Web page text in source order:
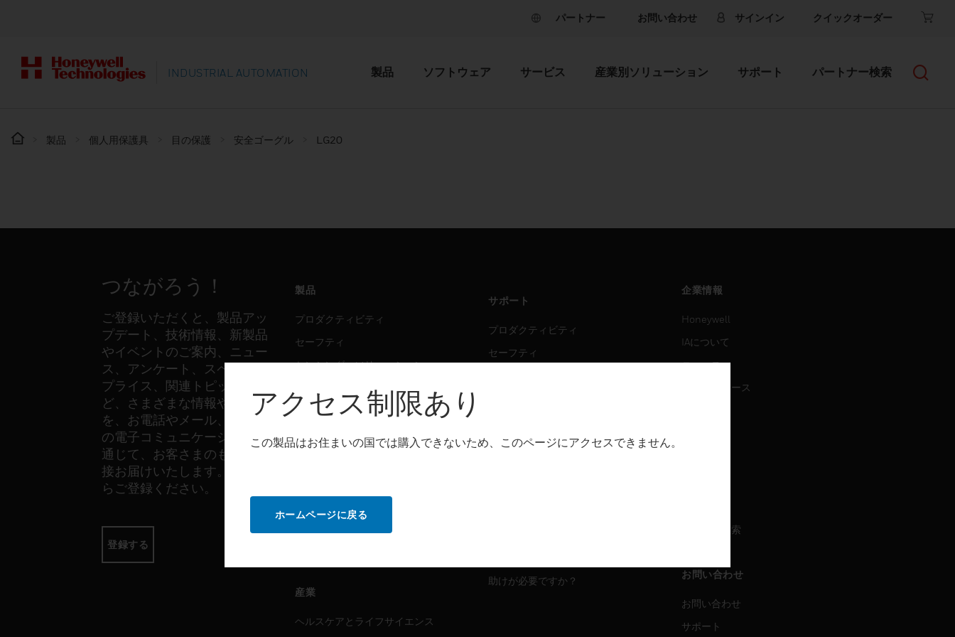
パートナー お問い合わせ サインイン クイックオーダー
INDUSTRIAL AUTOMATION 製品 ソフトウェア サービス 産業別ソリューション サポート パートナー検索
製品 個人用保護具 目の保護 安全ゴーグル LG20
つながろう！
ご登録いただくと、製品アッ
プデート、技術情報、新製品
やイベントのご案内、ニュー
ス、アンケート、スペシャル
プライス、関連トピックな
ど、さまざまな情報やご案内
を、お電話やメール、その他
の電子コミュニケーションを
通じて、お客さまのもとへ直
接お届けいたします。以下か
らご登録ください。
登録する
製品
プロダクティビティ
セーフティ
センシング・ソリューション
ソフトウェア
プロダクティビティ
プロダクティビティ
産業
ヘルスケアとライフサイエンス
サポート
プロダクティビティ
セーフティ
プロダクティビティ
助けが必要ですか？
企業情報
Honeywell
IAについて
ニュース
プレスリリース
求人情報検索
お問い合わせ
お問い合わせ
サポート
アクセス制限あり
この製品はお住まいの国では購入できないため、このページにアクセスできません。
ホームページに戻る